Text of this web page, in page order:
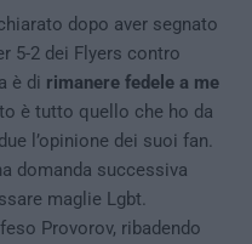
dopo aver segnato
5-2 dei Flyers contro
è di rimanere fedele a me
è tutto quello che ho da
l’opinione dei suoi fan.
domanda successiva
maglie Lgbt.
Provorov, ribadendo